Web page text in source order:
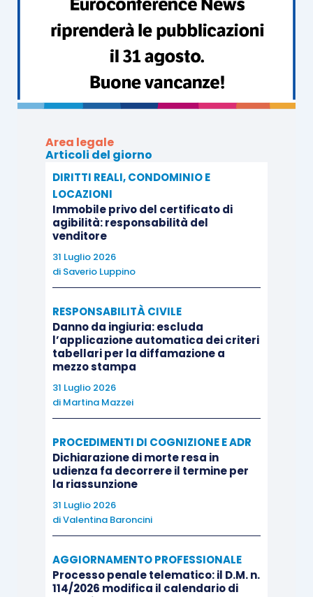
Area legale
Articoli del giorno
DIRITTI REALI, CONDOMINIO E
LOCAZIONI
Immobile privo del certificato di
agibilità: responsabilità del
venditore
31 Luglio 2026
di Saverio Luppino
RESPONSABILITÀ CIVILE
Danno da ingiuria: escluda
l’applicazione automatica dei criteri
tabellari per la diffamazione a
mezzo stampa
31 Luglio 2026
di Martina Mazzei
PROCEDIMENTI DI COGNIZIONE E ADR
Dichiarazione di morte resa in
udienza fa decorrere il termine per
la riassunzione
31 Luglio 2026
diValentina Baroncini
AGGIORNAMENTO PROFESSIONALE
Processo penale telematico: il D.M. n.
114/2026 modifica il calendario di